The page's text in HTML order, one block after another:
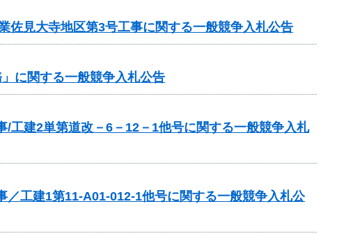
佐見大寺地区第3号工事に関する一般競争入札公告
に関する一般競争入札公告
建2単第道改－6－12－1他号に関する一般競争入札
工建1第11-A01-012-1他号に関する一般競争入札公